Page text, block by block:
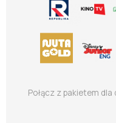
Połącz z pakietem